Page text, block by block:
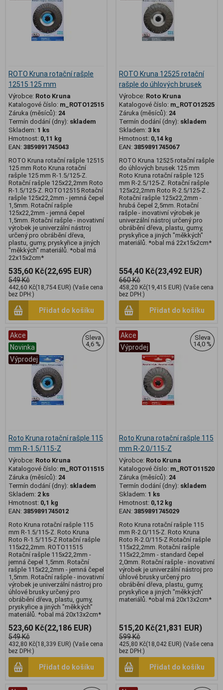
ROTO Kruna rotační rašple
12515 125 mm
Výrobce: Roto Kruna
Katalogové číslo: m_ROTO12515
Záruka (měsíců): 24
Termín dodání (dny): skladem
Skladem: 1 ks
Hmotnost: 0,11 kg
EAN: 3859891745043
ROTO Kruna rotační rašple 12515
125 mm Roto Kruna rotační
rašple 125 mm R-1.5/125-Z.
Rotační rašple 125x22,2mm Roto
R-1.5/125-Z. ROTO12515 Rotační
rašple 125x22,2mm - jemná čepel
1,5mm. Rotační rašple
125x22,2mm - jemná čepel
1,5mm. Rotační rašple - inovativní
výrobek je univerzální nástroj
určený pro obrábění dřeva,
plastu, gumy, pryskyřice a jiných
"měkkých" materiálů. *obal má
22x15x2cm*
535,60 Kč(22,695 EUR)
549 Kč
442,60 Kč(18,754 EUR) (Vaše cena
bez DPH:)
Přidat do košíku
ROTO Kruna 12525 rotační
rašple do úhlových brusek
Výrobce: Roto Kruna
Katalogové číslo: m_ROTO12525
Záruka (měsíců): 24
Termín dodání (dny): skladem
Skladem: 3 ks
Hmotnost: 0,14 kg
EAN: 3859891745067
ROTO Kruna 12525 rotační rašple
do úhlových brusek 125 mm
Roto Kruna rotační rašple 125
mm R-2.5/125-Z. Rotační rašple
125x22,2mm Roto R-2.5/125-Z .
Rotační rašple 125x22,2mm -
hrubá čepel 2,5mm. Rotační
rašple - inovativní výrobek je
univerzální nástroj určený pro
obrábění dřeva, plastu, gumy,
pryskyřice a jiných "měkkých"
materiálů. *obal má 22x15x2cm*
554,40 Kč(23,492 EUR)
660 Kč
458,20 Kč(19,415 EUR) (Vaše cena
bez DPH:)
Přidat do košíku
Akce
Novinka
Výprodej
Sleva
4,6 %
Roto Kruna rotační rašple 115
mm R-1.5/115-Z
Výrobce: Roto Kruna
Katalogové číslo: m_ROTO11515
Záruka (měsíců): 24
Termín dodání (dny): skladem
Skladem: 2 ks
Hmotnost: 0,1 kg
EAN: 3859891745012
Roto Kruna rotační rašple 115
mm R-1.5/115-Z. Roto Kruna
Roto R-1.5/115-Z Rotační rašple
115x22,2mm. ROTO11515
Rotační rašple 115x22,2mm -
jemná čepel 1,5mm. Rotační
rašple 115x22,2mm - jemná čepel
1,5mm. Rotační rašple - inovativní
výrobek je univerzální nástroj pro
úhlové brusky určený pro
obrábění dřeva, plastu, gumy,
pryskyřice a jiných "měkkých"
materiálů. *obal má 20x13x2cm*
523,60 Kč(22,186 EUR)
549 Kč
432,80 Kč(18,339 EUR) (Vaše cena
bez DPH:)
Přidat do košíku
Akce
Výprodej
Sleva
14,0 %
Roto Kruna rotační rašple 115
mm R-2.0/115-Z
Výrobce: Roto Kruna
Katalogové číslo: m_ROTO11520
Záruka (měsíců): 24
Termín dodání (dny): skladem
Skladem: 1 ks
Hmotnost: 0,12 kg
EAN: 3859891745029
Roto Kruna rotační rašple 115
mm R-2.0/115-Z. Roto Kruna
Roto R-2.0/115-Z Rotační rašple
115x22,2mm. Rotační rašple
115x22,2mm - standard čepel
2,0mm. Rotační rašple - inovativní
výrobek je univerzální nástroj pro
úhlové brusky určený pro
obrábění dřeva, plastu, gumy,
pryskyřice a jiných "měkkých"
materiálů. *obal má 20x13x2cm*
515,20 Kč(21,831 EUR)
599 Kč
425,80 Kč(18,042 EUR) (Vaše cena
bez DPH:)
Přidat do košíku